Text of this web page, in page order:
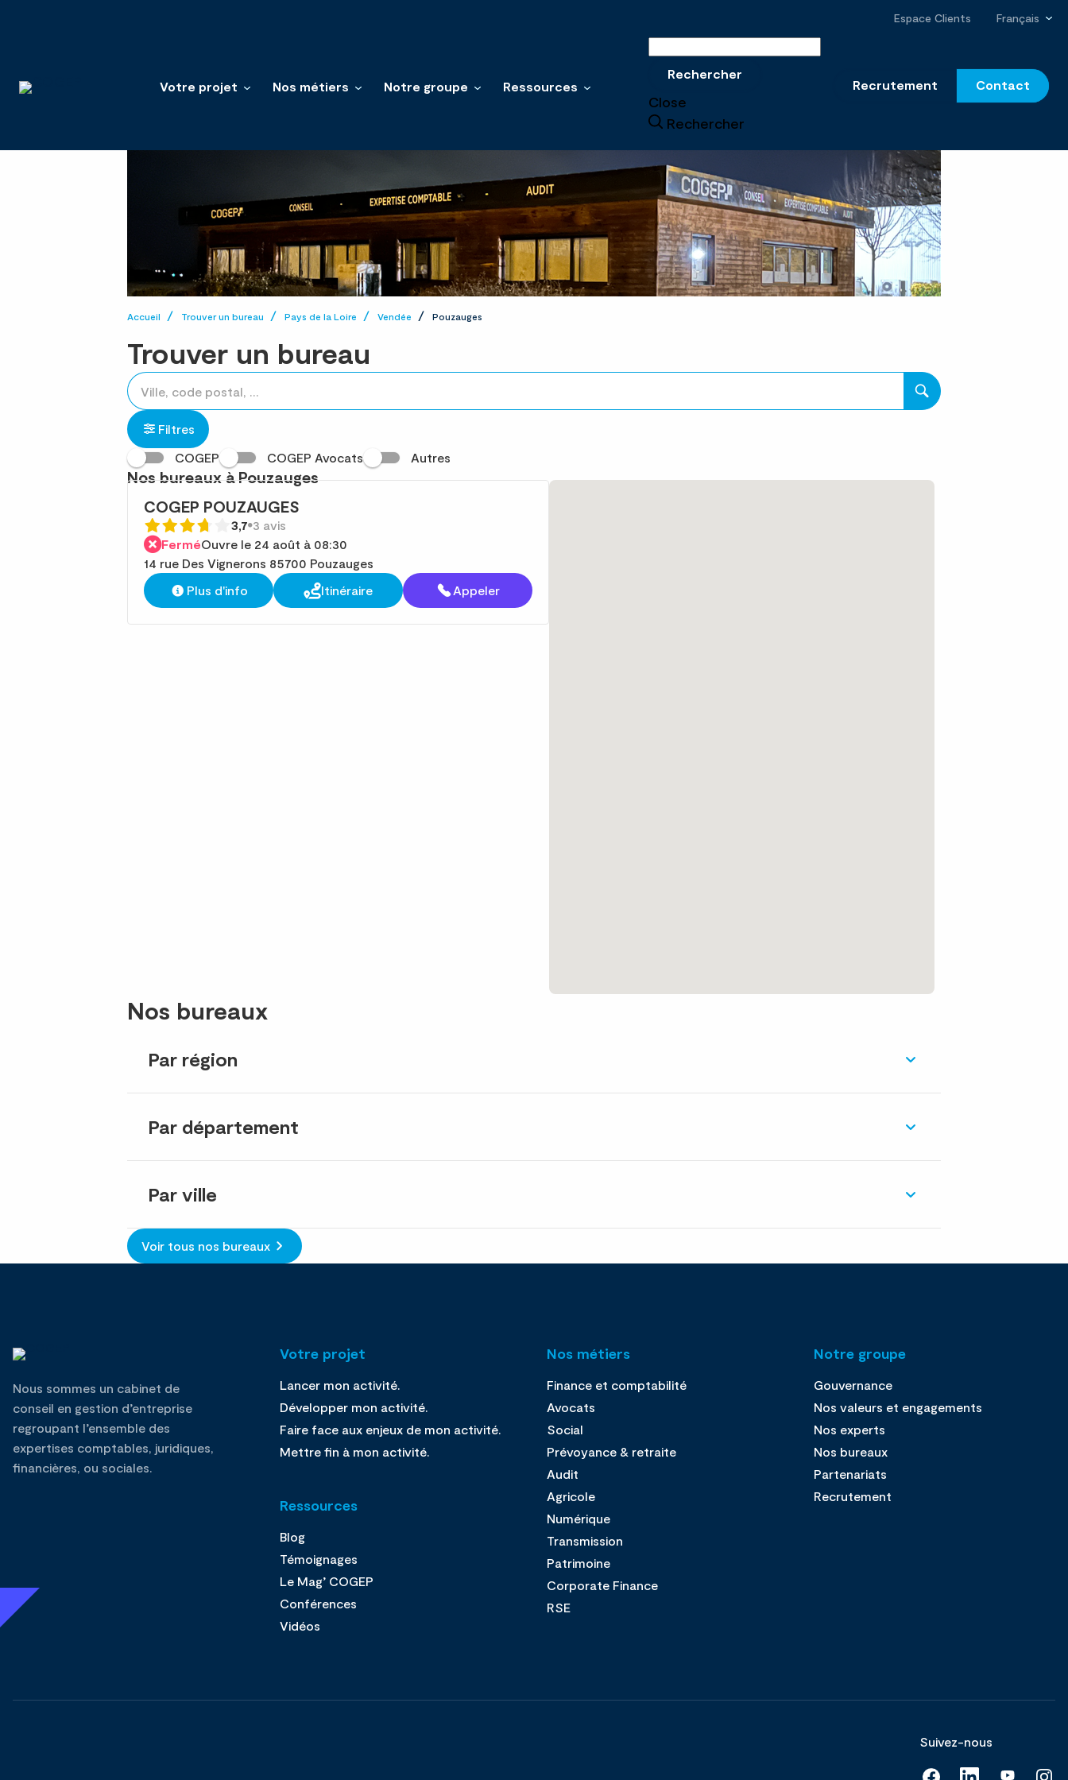
Espace Clients Français
Votre projet Nos métiers Notre groupe Ressources
Rechercher
Close
Rechercher
Recrutement Contact
Accueil Trouver un bureau Pays de la Loire Vendée Pouzauges
Trouver un bureau
Veuillez
renseigner
une
adresse
{{count}}
résultat(s)
trouvé(s)
Filtres
COGEP
COGEP Avocats Autres
Nos bureaux à Pouzauges
COGEP POUZAUGES
3,7 3 avis
FerméOuvre le 24 août à 08:30
14 rue Des Vignerons 85700 Pouzauges
Plus d'info
Itinéraire Appeler
Nos bureaux
Par région
Par département
Par ville
Voir tous nos bureaux
Nous sommes un cabinet de
conseil en gestion d’entreprise
regroupant l’ensemble des
expertises comptables, juridiques,
financières, ou sociales.
Votre projet
Lancer mon activité.
Développer mon activité.
Faire face aux enjeux de mon activité.
Mettre fin à mon activité.
Nos métiers
Finance et comptabilité
Avocats
Social
Prévoyance & retraite
Audit
Agricole
Numérique
Transmission
Patrimoine
Corporate Finance
RSE
Notre groupe
Gouvernance
Nos valeurs et engagements
Nos experts
Nos bureaux
Partenariats
Recrutement
Ressources
Blog
Témoignages
Le Mag’ COGEP
Conférences
Vidéos
Suivez-nous